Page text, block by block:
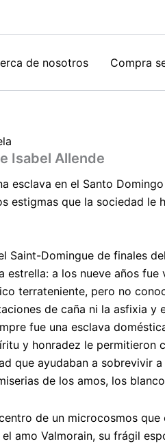
de nosotros Compra
Isabel Allende
esclava en el Santo
estigmas que la sociedad le
Saint-Domingue de finales
estrella: a los nueve años fue
terrateniente, pero no
de caña ni la asfixia y
fue una esclava
y honradez le permitieron
que ayudaban a sobrevivir
de los amos, los
de un microcosmos que
amo Valmorain, su frágil